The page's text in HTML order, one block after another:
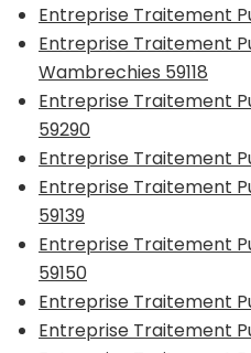
Entreprise Traitement
Entreprise Traitement
Wambrechies 59118
Entreprise Traitement
59290
Entreprise Traitement
Entreprise Traitement
59139
Entreprise Traitement
59150
Entreprise Traitement
Entreprise Traitement